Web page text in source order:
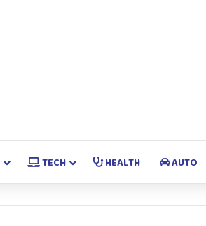
TECH HEALTH AUTO